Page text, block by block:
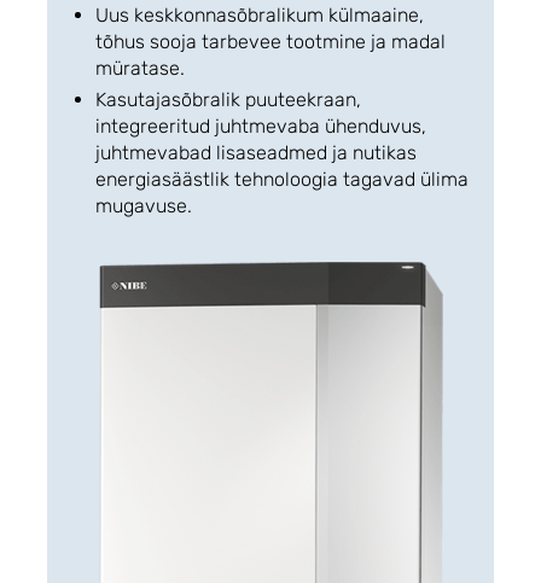
Uus keskkonnasõbralikum külmaaine,
tõhus sooja tarbevee tootmine ja madal
müratase.
Kasutajasõbralik puuteekraan,
integreeritud juhtmevaba ühenduvus,
juhtmevabad lisaseadmed ja nutikas
energiasäästlik tehnoloogia tagavad ülima
mugavuse.